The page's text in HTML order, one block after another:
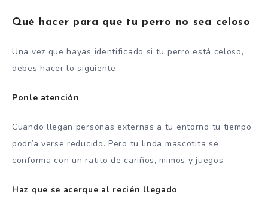
Qué hacer para que tu perro no sea celoso
Una vez que hayas identificado si tu perro está celoso,
debes hacer lo siguiente.
Ponle atención
Cuando llegan personas externas a tu entorno tu tiempo
podría verse reducido. Pero tu linda mascotita se
conforma con un ratito de cariños, mimos y juegos.
Haz que se acerque al recién llegado